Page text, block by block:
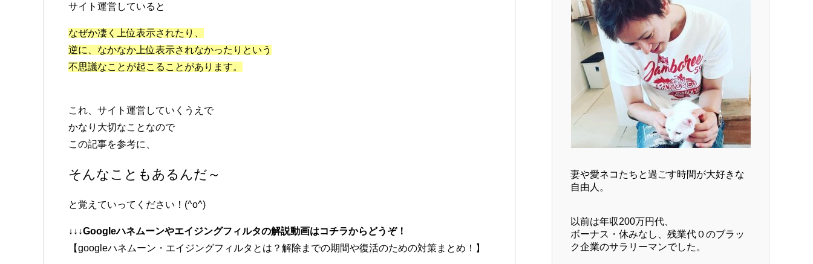
サイト運営していると
なぜか凄く上位表示されたり、
逆に、なかなか上位表示されなかったりという
不思議なことが起こることがあります。
これ、サイト運営していくうえで
かなり大切なことなので
この記事を参考に、
そんなこともあるんだ～
と覚えていってください！(^o^)
↓↓↓Googleハネムーンやエイジングフィルタの解説動画はコチラからどうぞ！
【googleハネムーン・エイジングフィルタとは？解除までの期間や復活のための対策まとめ！】
妻や愛ネコたちと過ごす時間が大好きな
自由人。
以前は年収200万円代、
ボーナス・休みなし、残業代０のブラッ
ク企業のサラリーマンでした。